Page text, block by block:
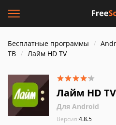
Бесплатные программы
ТВ
Лайм HD TV
Лайм HD
Для Android
Версия:4.8.5